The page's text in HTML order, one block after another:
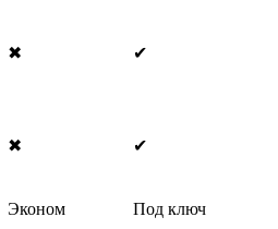
✖ ✔
✖ ✔
Эконом
Под ключ